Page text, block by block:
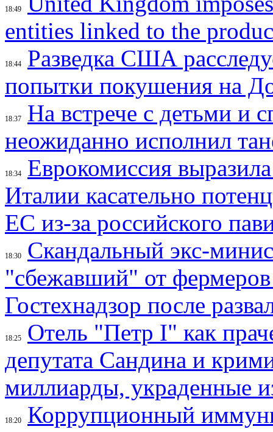
18:49
entities linked to the
18:44
Разведка США
попытки покушения на
18:37
На встрече с детьми и
неожиданно исполнил
18:34
Еврокомиссия
Италии касательно
ЕС из-за российского
18:30
Скандальный экс-
"сбежавший" от
Гостехнадзор после
18:25
Отель "Петр I" как
депутата Сандина и
миллиарды, украденные
18:20
Коррупционный